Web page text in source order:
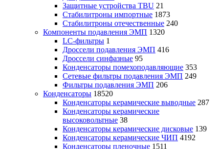
Защитные устройства TBU 21
Стабилитроны импортные 1873
Стабилитроны отечественные 240
Компоненты подавления ЭМП 1320
LC-фильтры 1
Дроссели подавления ЭМП 416
Дроссели синфазные 95
Конденсаторы помехоподавляющие 353
Сетевые фильтры подавления ЭМП 249
Фильтры подавления ЭМП 206
Конденсаторы 18520
Конденсаторы керамические выводные 287
Конденсаторы керамические
высоковольтные 38
Конденсаторы керамические дисковые 139
Конденсаторы керамические ЧИП 4192
Конденсаторы пленочные 1511